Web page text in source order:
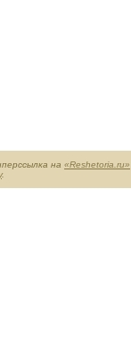
на «Reshetoria.ru»
.